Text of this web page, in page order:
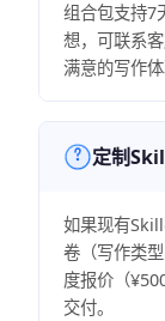
组合包支持7
想，可联系
满意的写作体
定制
如果现有
卷（写作类
度报价（
交付。